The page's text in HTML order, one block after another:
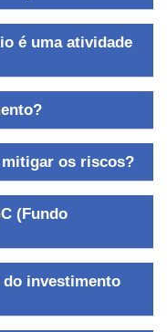
é uma atividade
mitigar os riscos?
(Fundo
investimento